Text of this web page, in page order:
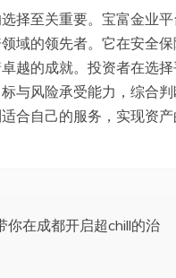
择至关重要。宝富金业
域的领先者。它在安全
越的成就。投资者在选
与风险承受能力，综合
合自己的服务，实现资产
你在成都开启超chill的治